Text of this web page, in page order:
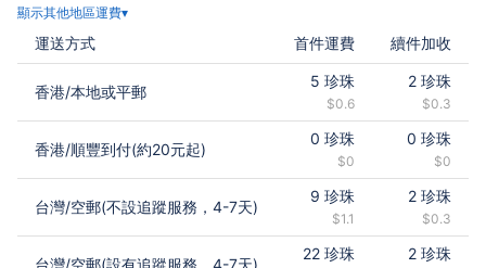
顯示其他地區運費▾
運送方式 首件運費 續件加收
香港/本地或平郵
5 珍珠
$0.6
2 珍珠
$0.3
香港/順豐到付(約20元起)
0 珍珠
$0
0 珍珠
$0
台灣/空郵(不設追蹤服務，4-7天)
9 珍珠
$1.1
2 珍珠
$0.3
台灣/空郵(設有追蹤服務，4-7天)
22 珍珠 2 珍珠